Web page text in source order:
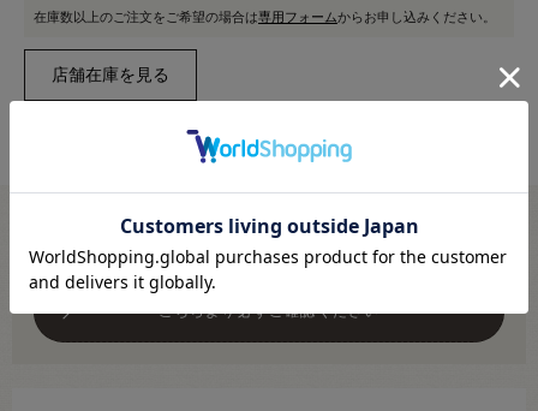
在庫数以上のご注文をご希望の場合は専用フォームからお申し込みください。
こちらより必ずご確認ください